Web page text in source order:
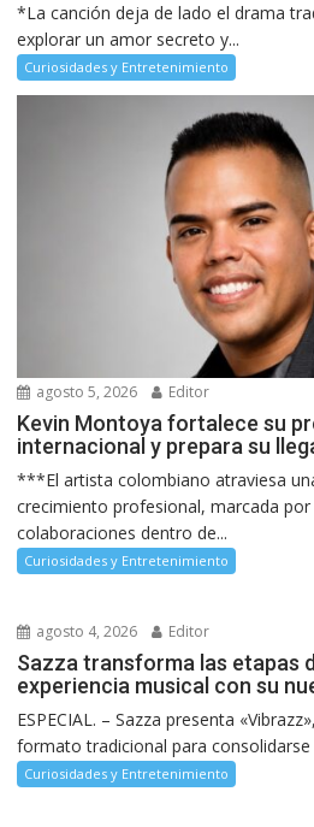
*La canción deja de lado el drama
explorar un amor secreto y...
Curiosidades y Entretenimiento
agosto 5, 2026 Editor
Kevin Montoya fortalece su
internacional y prepara su
***El artista colombiano atraviesa
crecimiento profesional, marcada
colaboraciones dentro de...
Curiosidades y Entretenimiento
agosto 4, 2026 Editor
Sazza transforma las etapas
experiencia musical con su
ESPECIAL. – Sazza presenta
formato tradicional para consolidarse
Curiosidades y Entretenimiento